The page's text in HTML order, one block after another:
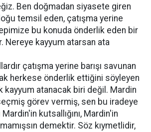
Ben doğmadan siyasete giren
temsil eden, çatışma yerine
bu konuda önderlik eden bir
Nereye kayyum atarsan ata
çatışma yerine barışı savunan
herkese önderlik ettiğini söyleyen
kayyum atanacak biri değil. Mardin
görev vermiş, sen bu iradeye
kutsallığını, Mardin'in
demektir. Söz kıymetlidir,